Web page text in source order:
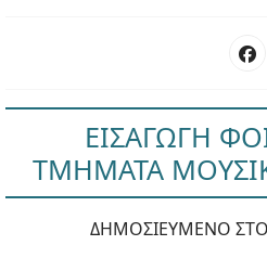
ΕΙΣΑΓΩΓΗ
ΤΜΗΜΑΤΑ
ΔΗΜΟΣΙΕΥΜΕΝΟ ΣΤΟ